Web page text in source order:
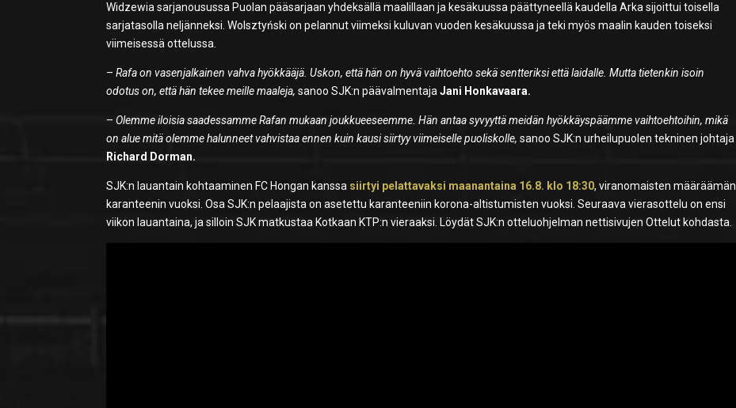
Widzewia sarjanousussa Puolan pääsarjaan yhdeksällä maalillaan ja kesäkuussa päättyneellä kaudella Arka sijoittui toisella
sarjatasolla neljänneksi. Wolsztyński on pelannut viimeksi kuluvan vuoden kesäkuussa ja teki myös maalin kauden toiseksi
viimeisessä ottelussa.
–Rafa on vasenjalkainen vahva hyökkääjä. Uskon, että hän on hyvä vaihtoehto sekä sentteriksi että laidalle. Mutta tietenkin isoin
odotus on, että hän tekee meille maaleja, sanoo SJK:n päävalmentajaJani Honkavaara.
–Olemme iloisia saadessamme Rafan mukaan joukkueeseemme. Hän antaa syvyyttä meidän hyökkäyspäämme vaihtoehtoihin, mikä
on alue mitä olemme halunneet vahvistaa ennen kuin kausi siirtyy viimeiselle puoliskolle, sanoo SJK:n urheilupuolen tekninen johtaja
Richard Dorman.
SJK:n lauantain kohtaaminen FC Hongan kanssa siirtyi pelattavaksi maanantaina 16.8. klo 18:30, viranomaisten määräämän
karanteenin vuoksi. Osa SJK:n pelaajista on asetettu karanteeniin korona-altistumisten vuoksi. Seuraava vierasottelu on ensi
viikon lauantaina, ja silloin SJK matkustaa Kotkaan KTP:n vieraaksi. Löydät SJK:n otteluohjelman nettisivujen Ottelut kohdasta.